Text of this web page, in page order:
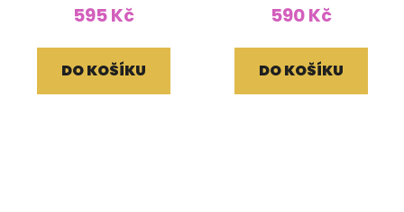
595 Kč
DO KOŠÍKU
590 Kč
DO KOŠÍKU